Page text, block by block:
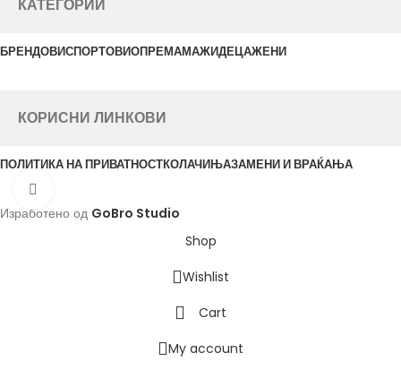
КАТЕГОРИИ
БРЕНДОВИСПОРТОВИОПРЕМАМАЖИДЕЦАЖЕНИ
КОРИСНИ ЛИНКОВИ
ПОЛИТИКА НА ПРИВАТНОСТКОЛАЧИЊАЗАМЕНИ И ВРАЌАЊА
Изработено од GoBro Studio
Shop
Wishlist
Cart
My account